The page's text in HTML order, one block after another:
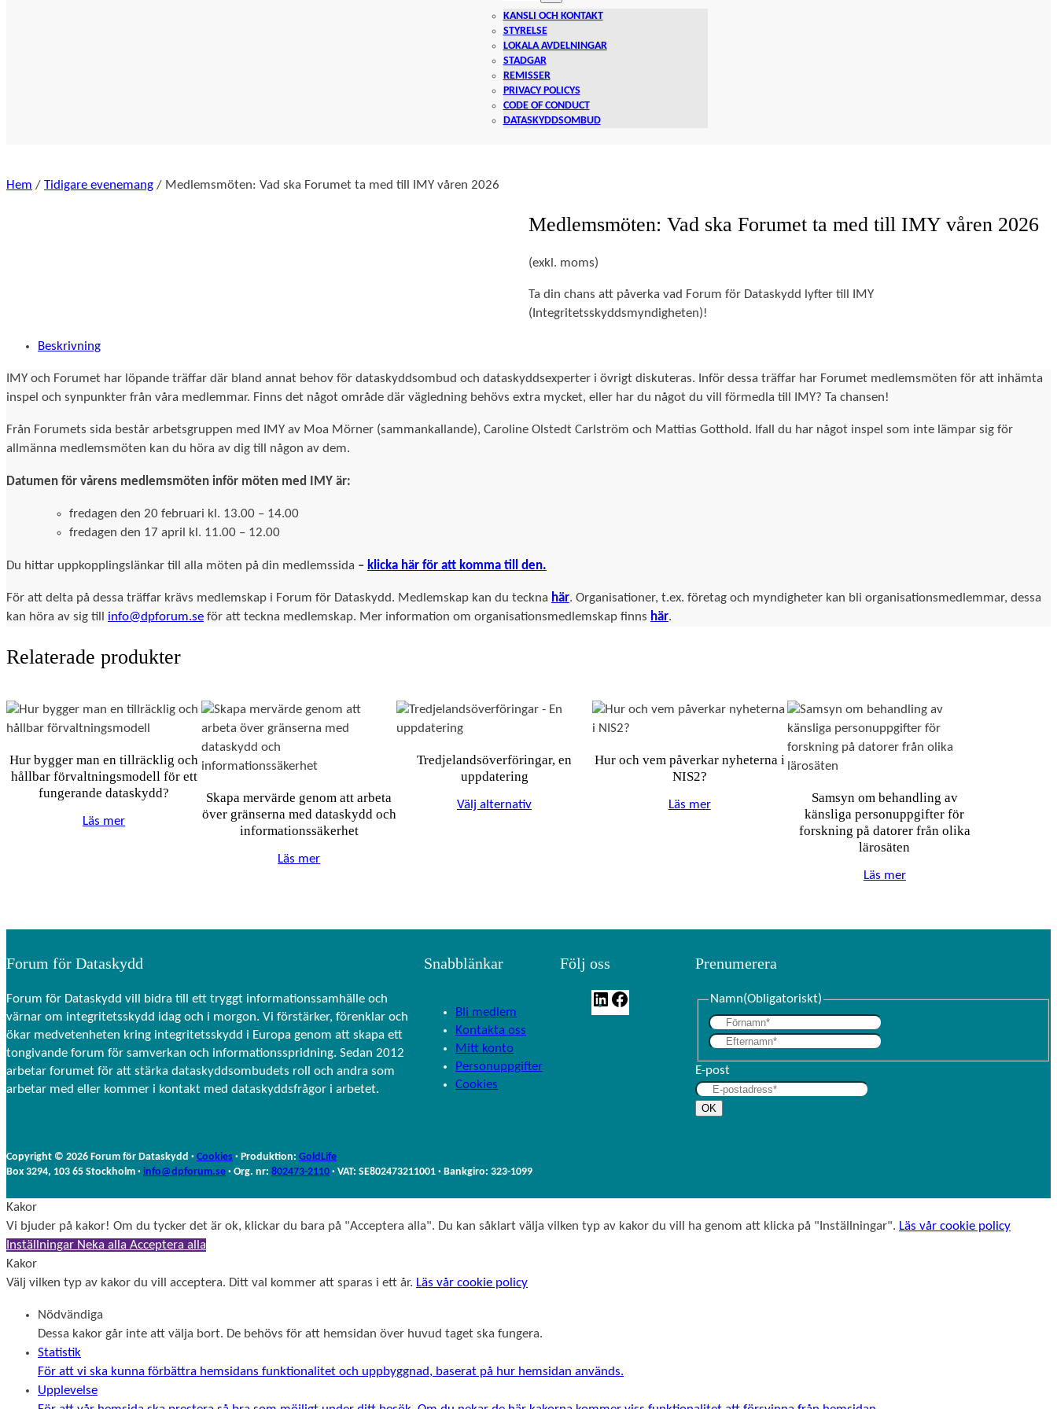
KANSLI OCH KONTAKT
STYRELSE
LOKALA AVDELNINGAR
STADGAR
REMISSER
PRIVACY POLICYS
CODE OF CONDUCT
DATASKYDDSOMBUD
Hem / Tidigare evenemang / Medlemsmöten: Vad ska Forumet ta med till IMY våren 2026
Medlemsmöten: Vad ska Forumet ta med till IMY våren 2026
(exkl. moms)
Ta din chans att påverka vad Forum för Dataskydd lyfter till IMY
(Integritetsskyddsmyndigheten)!
Beskrivning
IMY och Forumet har löpande träffar där bland annat behov för dataskyddsombud och dataskyddsexperter i övrigt diskuteras. Inför dessa träffar har Forumet medlemsmöten för att inhämta
inspel och synpunkter från våra medlemmar. Finns det något område där vägledning behövs extra mycket, eller har du något du vill förmedla till IMY? Ta chansen!
Från Forumets sida består arbetsgruppen med IMY av Moa Mörner (sammankallande), Caroline Olstedt Carlström och Mattias Gotthold. Ifall du har något inspel som inte lämpar sig för
allmänna medlemsmöten kan du höra av dig till någon av dem.
Datumen för vårens medlemsmöten inför möten med IMY är:
fredagen den 20 februari kl. 13.00 – 14.00
fredagen den 17 april kl. 11.00 – 12.00
Du hittar uppkopplingslänkar till alla möten på din medlemssida – klicka här för att komma till den.
För att delta på dessa träffar krävs medlemskap i Forum för Dataskydd. Medlemskap kan du teckna här. Organisationer, t.ex. företag och myndigheter kan bli organisationsmedlemmar, dessa
kan höra av sig till info@dpforum.se för att teckna medlemskap. Mer information om organisationsmedlemskap finns här.
Relaterade produkter
Hur bygger man en tillräcklig och
hållbar förvaltningsmodell för ett
fungerande dataskydd?
Läs mer
Skapa mervärde genom att arbeta
över gränserna med dataskydd och
informationssäkerhet
Läs mer
Tredjelandsöverföringar, en
uppdatering
Välj alternativ
Hur och vem påverkar nyheterna i
NIS2?
Läs mer
Samsyn om behandling av
känsliga personuppgifter för
forskning på datorer från olika
lärosäten
Läs mer
Forum för Dataskydd
Forum för Dataskydd vill bidra till ett tryggt informationssamhälle och
värnar om integritetsskydd idag och i morgon. Vi förstärker, förenklar och
ökar medvetenheten kring integritetsskydd i Europa genom att skapa ett
tongivande forum för samverkan och informationsspridning. Sedan 2012
arbetar forumet för att stärka dataskyddsombudets roll och andra som
arbetar med eller kommer i kontakt med dataskyddsfrågor i arbetet.
Snabblänkar
Bli medlem
Kontakta oss
Mitt konto
Personuppgifter
Cookies
Följ oss
L
i
a
Prenumerera
Namn(Obligatoriskt)
r
f
E-post
OK
Copyright © 2026 Forum för Dataskydd · Cookies · Produktion: GoldLife
Box 3294, 103 65 Stockholm · info@dpforum.se · Org. nr: 802473-2110 · VAT: SE802473211001 · Bankgiro: 323-1099
Kakor
Vi bjuder på kakor! Om du tycker det är ok, klickar du bara på "Acceptera alla". Du kan såklart välja vilken typ av kakor du vill ha genom att klicka på "Inställningar". Läs vår cookie policy
Inställningar Neka alla Acceptera alla
Kakor
Välj vilken typ av kakor du vill acceptera. Ditt val kommer att sparas i ett år. Läs vår cookie policy
Nödvändiga
Dessa kakor går inte att välja bort. De behövs för att hemsidan över huvud taget ska fungera.
Statistik
För att vi ska kunna förbättra hemsidans funktionalitet och uppbyggnad, baserat på hur hemsidan används.
Upplevelse